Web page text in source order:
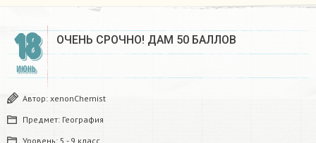
18
ИЮНЬ
ОЧЕНЬ СРОЧНО! ДАМ 50 БАЛЛОВ
Автор: xenonChemist
Предмет: География
Уровень: 5 - 9 класс